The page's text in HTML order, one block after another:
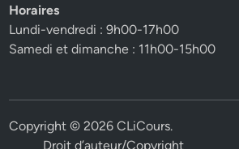
Horaires
Lundi-vendredi : 9h00-17h00
Samedi et dimanche : 11h00-15h00
Copyright © 2026CLiCours.
Droit d’auteur/Copyright